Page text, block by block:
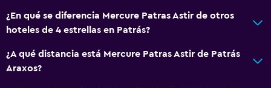
¿En qué se diferencia Mercure Patras Astir de otros
hoteles de 4 estrellas en Patrás?
¿A qué distancia está Mercure Patras Astir de Patrás
Araxos?